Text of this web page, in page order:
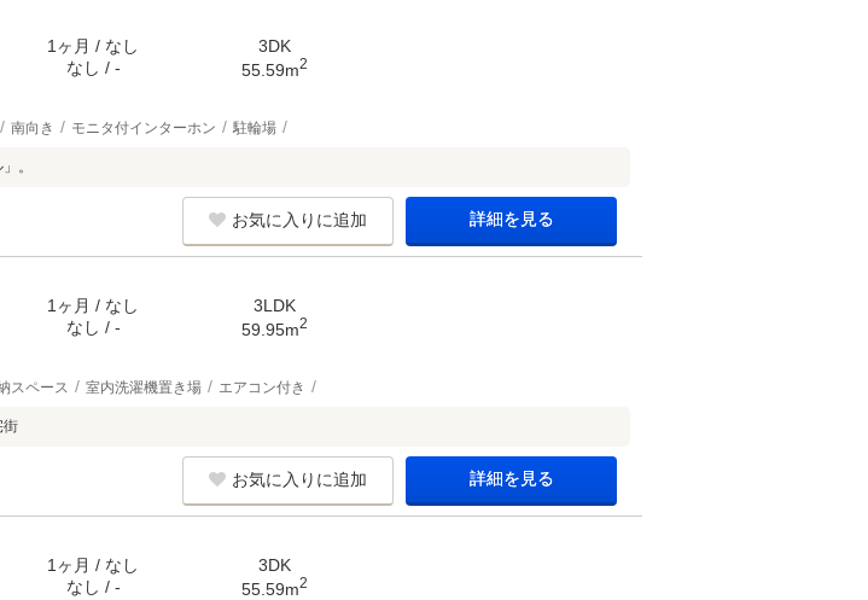
1ヶ月 / なし
なし / -
3DK
55.59m2
南向き モニタ付インターホン 駐輪場
。
お気に入りに追加 詳細を見る
1ヶ月 / なし
なし / -
3LDK
59.95m2
スペース 室内洗濯機置き場 エアコン付き
街
お気に入りに追加 詳細を見る
1ヶ月 / なし
なし / -
3DK
55.59m2